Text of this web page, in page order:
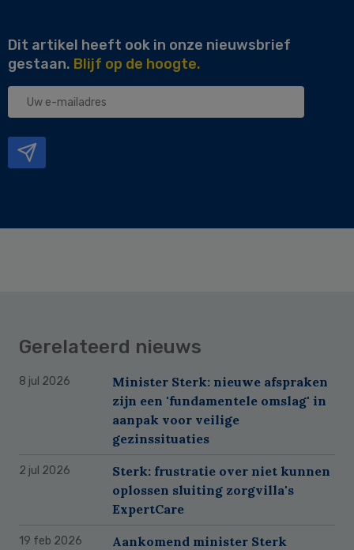
Dit artikel heeft ook in onze nieuwsbrief
gestaan. Blijf op de hoogte.
Uw
Gerelateerd nieuws
8 jul 2026
Minister Sterk: nieuwe afspraken
zijn een 'fundamentele omslag' in
aanpak voor veilige
gezinssituaties
2 jul 2026
Sterk: frustratie over niet kunnen
oplossen sluiting zorgvilla's
ExpertCare
19 feb 2026
Aankomend minister Sterk